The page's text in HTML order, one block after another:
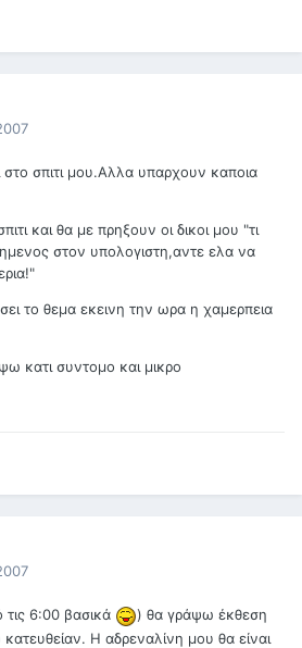
στο σπιτι μου.Αλλα υπαρχουν καποια
και θα με πρηξουν οι δικοι μου "τι
στον υπολογιστη,αντε ελα να
το θεμα εκεινη την ωρα η χαμερπεια
κατι συντομο και μικρο
τις 6:00 βασικά
) θα γράψω έκθεση
Η αδρεναλίνη μου θα είναι